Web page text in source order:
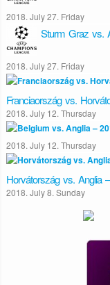
2018. July 27. Friday
Sturm Graz vs.
2018. July 27. Friday
Franciaország vs.
2018. July 12. Thursday
2018. July 12. Thursday
Horvátország vs. Anglia
2018. July 8. Sunday